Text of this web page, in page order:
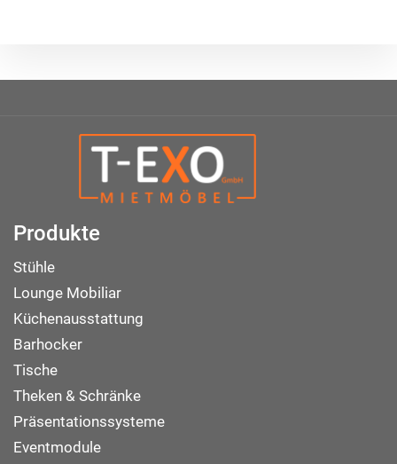
Produkte
Stühle
Lounge Mobiliar
Küchenausstattung
Barhocker
Tische
Theken & Schränke
Präsentationssysteme
Eventmodule